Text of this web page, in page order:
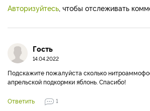
Авторизуйтесь, чтобы отслеживать
Гость
14.04.2022
Подскажите пожалуйста сколько
апрельской подкормки яблонь. Спасибо!
Ответить 1